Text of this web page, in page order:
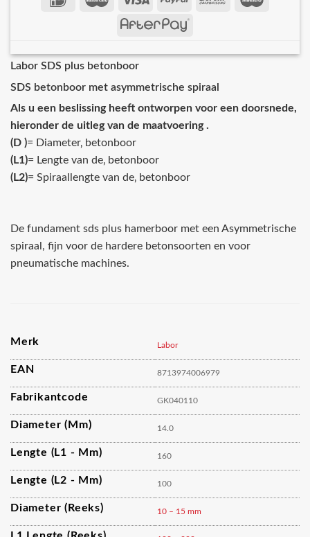
Labor SDS plus betonboor
SDS betonboor met asymmetrische spiraal
Als u een beslissing heeft ontworpen voor een doorsnede,
hieronder de uitleg van de maatvoering .
(D )= Diameter‚ betonboor
(L1)= Lengte van de‚ betonboor
(L2)= Spiraallengte van de‚ betonboor
De fundament sds plus hamerboor met een Asymmetrische
spiraal, fijn voor de hardere betonsoorten en voor
pneumatische machines.
Merk Labor
EAN 8713974006979
Fabrikantcode GK040110
Diameter (mm) 14.0
Lengte (L1 - Mm) 160
Lengte (L2 - Mm) 100
Diameter (reeks) 10 – 15 mm